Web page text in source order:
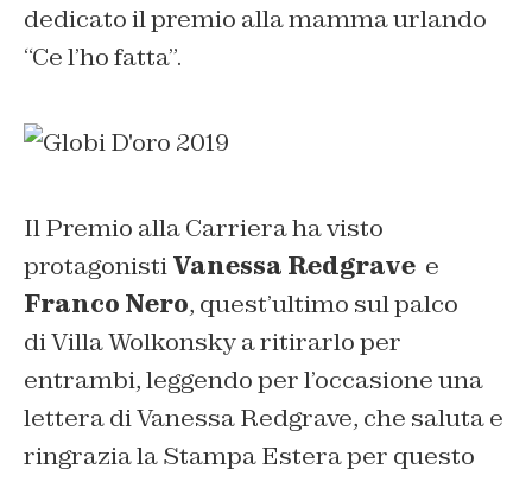
dedicato il premio alla mamma urlando
“Ce l’ho fatta”.
Il Premio alla Carriera ha visto
protagonistiVanessa Redgrave e
Franco Nero, quest’ultimo sul palco
di Villa Wolkonsky a ritirarlo per
entrambi, leggendo per l’occasione una
lettera di Vanessa Redgrave, che saluta e
ringrazia la Stampa Estera per questo